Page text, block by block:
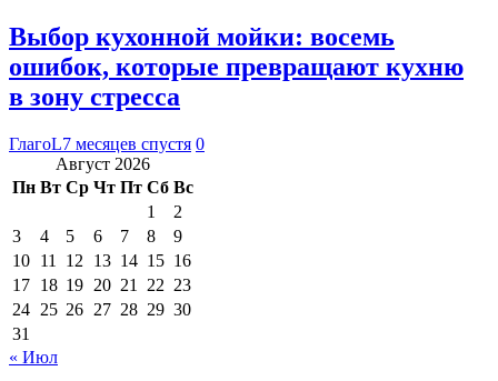
Выбор кухонной мойки: восемь
ошибок, которые превращают кухню
в зону стресса
ГлагоL7 месяцев спустя 0
Август 2026
Пн Вт Ср Чт Пт Сб Вс
1
2
3
4 5 6 7 8
9
10 11 12 13 14 15 16
17 18 19 20 21 22 23
24 25 26 27 28 29 30
31
« Июл